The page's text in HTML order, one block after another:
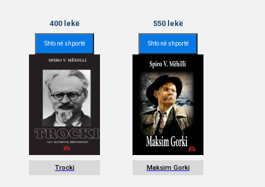
400lekë
Shto në shportë
550lekë
Shto në shportë
Trocki Maksim Gorki